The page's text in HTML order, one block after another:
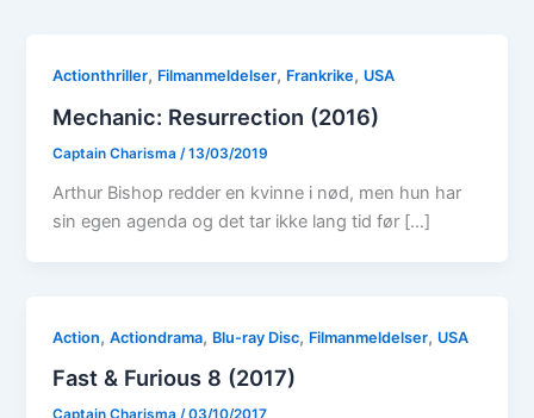
Actionthriller, Filmanmeldelser, Frankrike, USA
Mechanic: Resurrection (2016)
Captain Charisma/13/03/2019
Arthur Bishop redder en kvinne i nød, men hun har
sin egen agenda og det tar ikke lang tid før […]
Action,Actiondrama, Blu-ray Disc, Filmanmeldelser, USA
Fast & Furious 8 (2017)